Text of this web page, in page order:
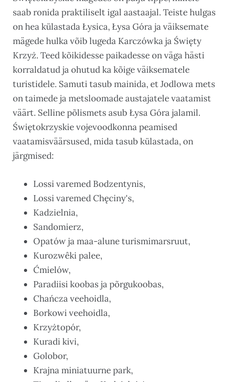
saab ronida praktiliselt igal aastaajal. Teiste hulgas
on hea külastada Łysica, Łysa Góra ja väiksemate
mägede hulka võib lugeda Karczówka ja Święty
Krzyż. Teed kõikidesse paikadesse on väga hästi
korraldatud ja ohutud ka kõige väiksematele
turistidele. Samuti tasub mainida, et Jodlowa mets
on taimede ja metsloomade austajatele vaatamist
väärt. Selline põlismets asub Łysa Góra jalamil.
Świętokrzyskie vojevoodkonna peamised
vaatamisväärsused, mida tasub külastada, on
järgmised:
Lossi varemed Bodzentynis,
Lossi varemed Chęciny's,
Kadzielnia,
Sandomierz,
Opatów ja maa-alune turismimarsruut,
Kurozwêki palee,
Ćmielów,
Paradiisi koobas ja põrgukoobas,
Chańcza veehoidla,
Borkowi veehoidla,
Krzyżtopór,
Kuradi kivi,
Golobor,
Krajna miniatuurne park,